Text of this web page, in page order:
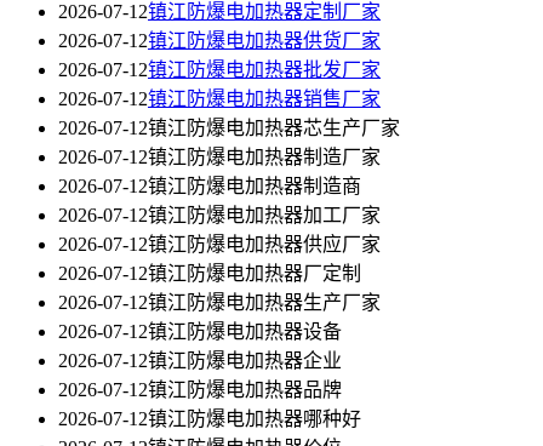
2026-07-12镇江防爆电加热器定制厂家
2026-07-12镇江防爆电加热器供货厂家
2026-07-12镇江防爆电加热器批发厂家
2026-07-12镇江防爆电加热器销售厂家
2026-07-12镇江防爆电加热器芯生产厂家
2026-07-12镇江防爆电加热器制造厂家
2026-07-12镇江防爆电加热器制造商
2026-07-12镇江防爆电加热器加工厂家
2026-07-12镇江防爆电加热器供应厂家
2026-07-12镇江防爆电加热器厂定制
2026-07-12镇江防爆电加热器生产厂家
2026-07-12镇江防爆电加热器设备
2026-07-12镇江防爆电加热器企业
2026-07-12镇江防爆电加热器品牌
2026-07-12镇江防爆电加热器哪种好